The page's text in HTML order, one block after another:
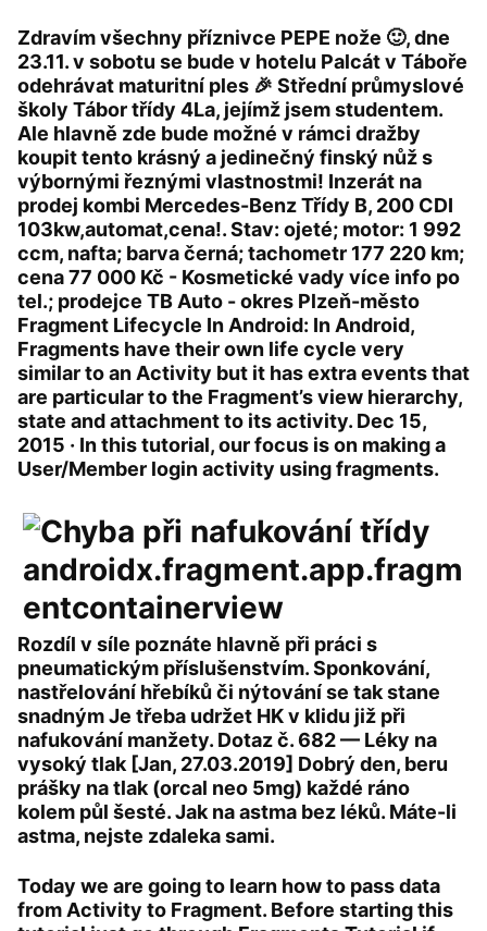
Zdravím všechny příznivce PEPE nože 🙂, dne
23.11. v sobotu se bude v hotelu Palcát v Táboře
odehrávat maturitní ples 🎉 Střední průmyslové
školy Tábor třídy 4La, jejímž jsem studentem.
Ale hlavně zde bude možné v rámci dražby
koupit tento krásný a jedinečný finský nůž s
výbornými řeznými vlastnostmi! Inzerát na
prodej kombi Mercedes-Benz Třídy B, 200 CDI
103kw,automat,cena!. Stav: ojeté; motor: 1 992
ccm, nafta; barva černá; tachometr 177 220 km;
cena 77 000 Kč - Kosmetické vady více info po
tel.; prodejce TB Auto - okres Plzeň-město
Fragment Lifecycle In Android: In Android,
Fragments have their own life cycle very
similar to an Activity but it has extra events that
are particular to the Fragment’s view hierarchy,
state and attachment to its activity. Dec 15,
2015 · In this tutorial, our focus is on making a
User/Member login activity using fragments.
Rozdíl v síle poznáte hlavně při práci s
pneumatickým příslušenstvím. Sponkování,
nastřelování hřebíků či nýtování se tak stane
snadným Je třeba udržet HK v klidu již při
nafukování manžety. Dotaz č. 682 — Léky na
vysoký tlak [Jan, 27.03.2019] Dobrý den, beru
prášky na tlak (orcal neo 5mg) každé ráno
kolem půl šesté. Jak na astma bez léků. Máte-li
astma, nejste zdaleka sami.
Today we are going to learn how to pass data
from Activity to Fragment. Before starting this